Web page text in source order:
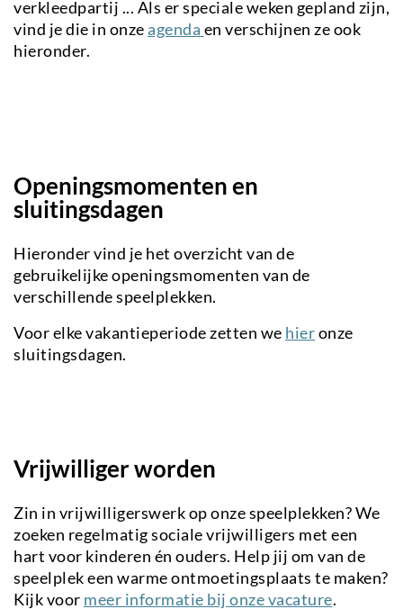
verkleedpartij ... Als er speciale weken gepland zijn,
vind je die in onze agenda en verschijnen ze ook
hieronder.
Openingsmomenten en
sluitingsdagen
Hieronder vind je het overzicht van de
gebruikelijke openingsmomenten van de
verschillende speelplekken.
Voor elke vakantieperiode zetten we hieronze
sluitingsdagen.
Vrijwilliger worden
Zin in vrijwilligerswerk op onze speelplekken? We
zoeken regelmatig sociale vrijwilligers met een
hart voor kinderen én ouders. Help jij om van de
speelplek een warme ontmoetingsplaats te maken?
Kijk voor meer informatie bij onze vacature.